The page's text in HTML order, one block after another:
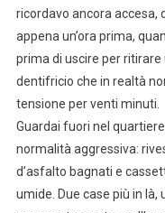
ricordavo ancora accesa,
appena un’ora prima,
prima di uscire per
dentifricio che in realtà
tensione per venti minuti.
Guardai fuori nel
normalità aggressiva:
d’asfalto bagnati e
umide. Due case più in